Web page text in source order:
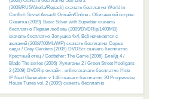
(2009/RUS/Akella/Repack) скачать бесплатно World in
Conflict: Soviet Assault Онлайн/Online - Обитаемый остров:
Схватка (2009) Basic Silver with Superbar скачать
бесплатно Первая любовь (2009/DVDRip/1400MB)
скачать бесплатно Золушка 4х4. Всё начинается с
желаний (2008/700Mb/WP) скачать бесплатно Серые
сады / Grey Gardens (2009) DVDScr скачать бесплатно
Крестный отец / Godfather: The Game (2006) Блейд 4 /
Blade The series (2006) Хулиганы 2 / Green Street Hooligans
2 (2009) DVDRip онлайн - online скачать бесплатно Hide
IP Next Generation v 1.46 скачать бесплатно 20 Progressive
House Tunes vol. 2 (2009) скачать бесплатно